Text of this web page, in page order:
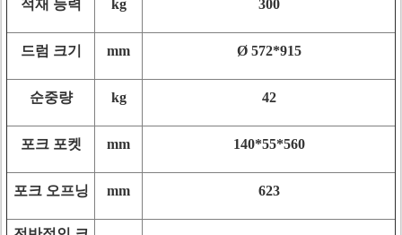
적재 능력 kg 300
드럼 크기 mm Ø 572*915
순중량 kg 42
포크 포켓 mm 140*55*560
포크 오프닝 mm 623